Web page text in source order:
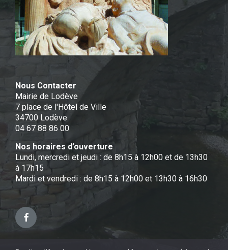
Nous Contacter
Mairie de Lodève
7 place de l'Hôtel de Ville
34700 Lodève
04 67 88 86 00
Nos horaires d’ouverture
Lundi, mercredi et jeudi : de 8h15 à 12h00 et de 13h30
à 17h15
Mardi et vendredi : de 8h15 à 12h00 et 13h30 à 16h30
Facebook